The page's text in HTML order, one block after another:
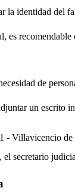
la identidad del
es
de
un escrito
- Villavicencio de
el secretario